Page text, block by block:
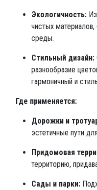
Экологичность:
чистых
среды.
Стильный дизайн:
разнообразие
гармоничный и
Где применяется:
Дорожки и
эстетичные пути
Придомовая
территорию,
Сады и парки: